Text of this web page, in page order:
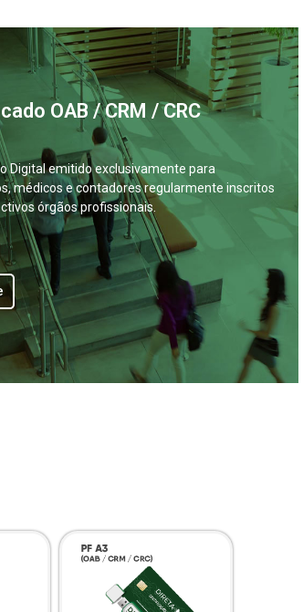
OAB / CRM / CRC
Digital emitido exclusivamente para
médicos e contadores regularmente inscritos
órgãos profissionais.